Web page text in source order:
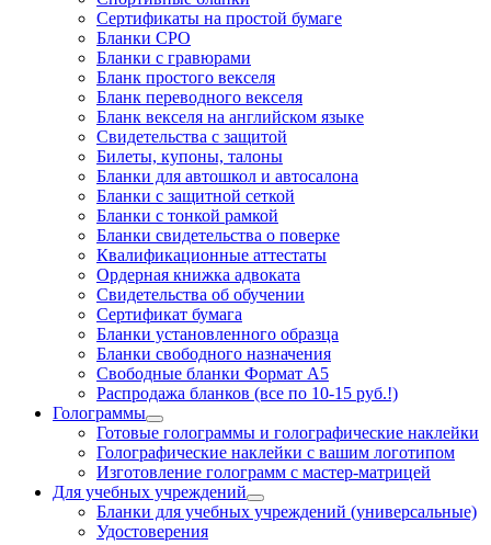
Cертификаты на простой бумаге
Бланки СРО
Бланки с гравюрами
Бланк простого векселя
Бланк переводного векселя
Бланк векселя на английском языке
Свидетельства с защитой
Билеты, купоны, талоны
Бланки для автошкол и автосалона
Бланки с защитной сеткой
Бланки с тонкой рамкой
Бланки свидетельства о поверке
Квалификационные аттестаты
Ордерная книжка адвоката
Свидетельства об обучении
Сертификат бумага
Бланки установленного образца
Бланки свободного назначения
Свободные бланки Формат А5
Распродажа бланков (все по 10-15 руб.!)
Голограммы
Готовые голограммы и голографические наклейки
Голографические наклейки с вашим логотипом
Изготовление голограмм с мастер-матрицей
Для учебных учреждений
Бланки для учебных учреждений (универсальные)
Удостоверения